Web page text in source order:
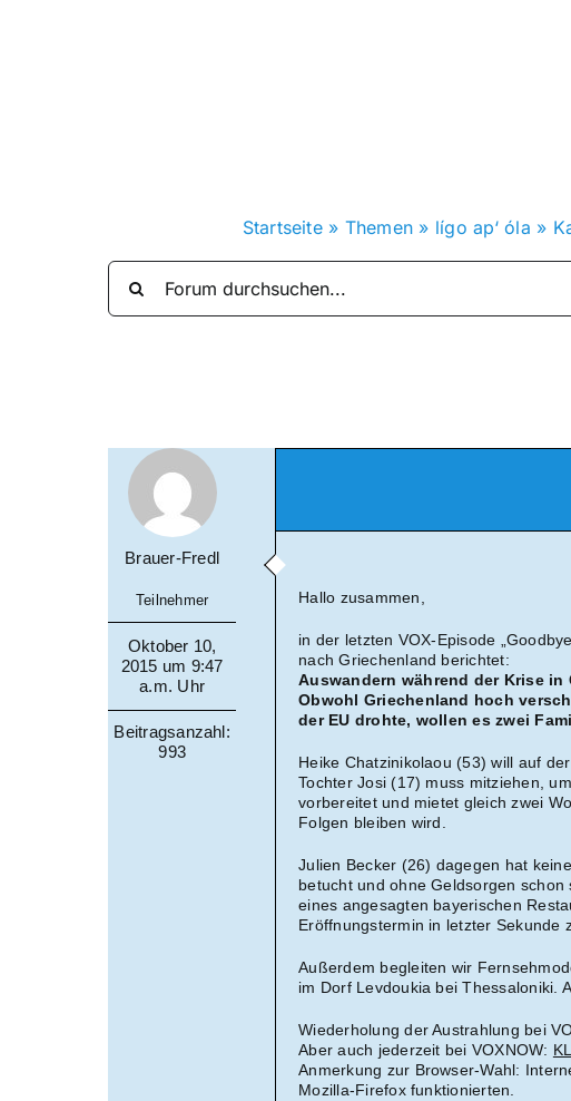
Startseite» Themen » lígo ap‘ óla »
Brauer-Fredl
Teilnehmer
Oktober 10,
2015 um 9:47
a.m. Uhr
Beitragsanzahl:
993
Hallo zusammen,
in der letzten VOX-Episode
nach Griechenland berichtet:
Auswandern während der Krise in
Obwohl Griechenland hoch
der EU drohte, wollen es zwei
Heike Chatzinikolaou (53) will auf
Tochter Josi (17) muss mitziehen,
vorbereitet und mietet gleich zwei
Folgen bleiben wird.
Julien Becker (26) dagegen hat
betucht und ohne Geldsorgen
eines angesagten bayerischen
Eröffnungstermin in letzter Sekunde
Außerdem begleiten wir
im Dorf Levdoukia bei Thessaloniki.
Wiederholung der Austrahlung bei
Aber auch jederzeit bei VOXNOW:
Anmerkung zur Browser-Wahl:
Mozilla-Firefox funktionierten.